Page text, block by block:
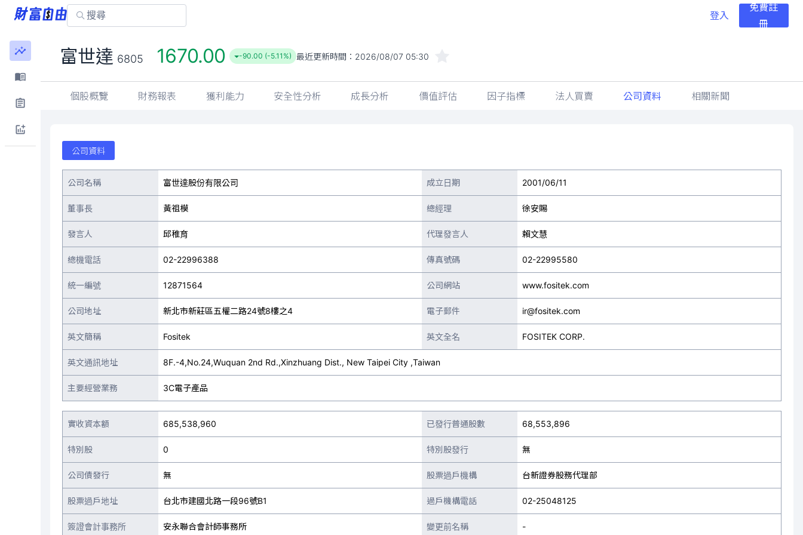
登入
免費註
冊
富世達 6805 1670.00 -90.00 (-5.11%) 最近更新時間： 2026/08/07 05:30
個股概覽 財務報表 獲利能力 安全性分析 成長分析 價值評估 因子指標 法人買賣 公司資料 相關新聞
公司資料
公司名稱 富世達股份有限公司 成立日期 2001/06/11
董事長 黃祖模 總經理 徐安賜
發言人 邱稚育 代理發言人 賴文慧
總機電話 02-22996388 傳真號碼 02-22995580
統一編號 12871564 公司網站 www.fositek.com
公司地址 新北市新莊區五權二路24號8樓之4 電子郵件 ir@fositek.com
英文簡稱 Fositek 英文全名 FOSITEK CORP.
英文通訊地址 8F.-4,No.24,Wuquan 2nd Rd.,Xinzhuang Dist., New Taipei City ,Taiwan
主要經營業務 3C電子產品
實收資本額 685,538,960 已發行普通股數 68,553,896
特別股 0 特別股發行 無
公司債發行 無 股票過戶機構 台新證券股務代理部
股票過戶地址 台北市建國北路一段96號B1 過戶機構電話 02-25048125
簽證會計事務所 安永聯合會計師事務所 變更前名稱 -